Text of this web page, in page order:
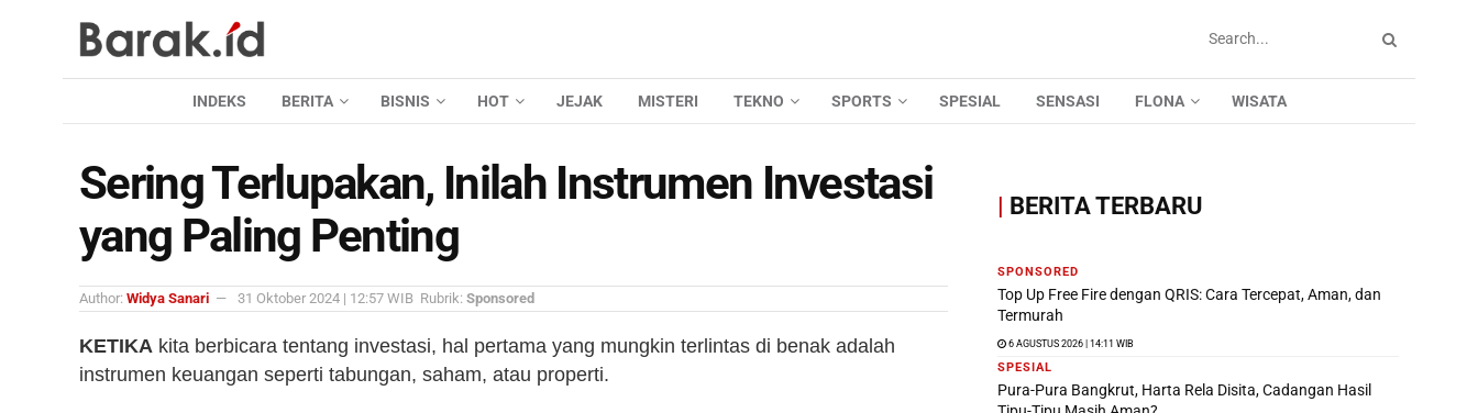
INDEKS BERITA BISNIS HOT JEJAK MISTERI TEKNO SPORTS SPESIAL SENSASI FLONA WISATA
Sering Terlupakan, Inilah Instrumen Investasi
yang Paling Penting
Author: Widya Sanari 31 Oktober 2024 | 12:57 WIB Rubrik: Sponsored
KETIKA kita berbicara tentang investasi, hal pertama yang mungkin terlintas di benak adalah
instrumen keuangan seperti tabungan, saham, atau properti.
| BERITA TERBARU
SPONSORED
Top Up Free Fire dengan QRIS: Cara Tercepat, Aman, dan
Termurah
6 AGUSTUS 2026 | 14:11 WIB
SPESIAL
Pura-Pura Bangkrut, Harta Rela Disita, Cadangan Hasil